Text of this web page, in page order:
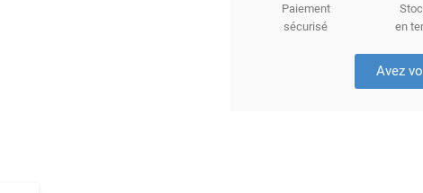
Paiement
sécurisé
en
Avez